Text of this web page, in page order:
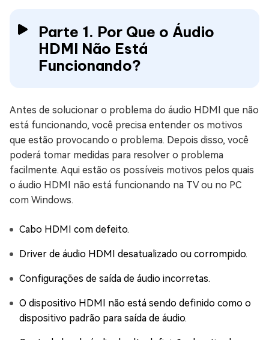
Parte 1. Por Que o Áudio
HDMI Não Está
Funcionando?
Antes de solucionar o problema do áudio HDMI que não
está funcionando, você precisa entender os motivos
que estão provocando o problema. Depois disso, você
poderá tomar medidas para resolver o problema
facilmente. Aqui estão os possíveis motivos pelos quais
o áudio HDMI não está funcionando na TV ou no PC
com Windows.
Cabo HDMI com defeito.
Driver de áudio HDMI desatualizado ou corrompido.
Configurações de saída de áudio incorretas.
O dispositivo HDMI não está sendo definido como o
dispositivo padrão para saída de áudio.